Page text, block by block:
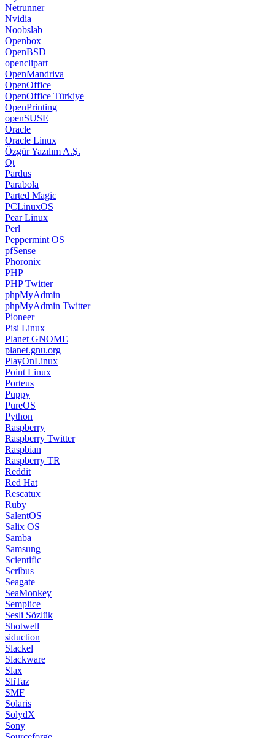
Netrunner
Nvidia
Noobslab
Openbox
OpenBSD
openclipart
OpenMandriva
OpenOffice
OpenOffice Türkiye
OpenPrinting
openSUSE
Oracle
Oracle Linux
Özgür Yazılım A.Ş.
Qt
Pardus
Parabola
Parted Magic
PCLinuxOS
Pear Linux
Perl
Peppermint OS
pfSense
Phoronix
PHP
PHP Twitter
phpMyAdmin
phpMyAdmin Twitter
Pioneer
Pisi Linux
Planet GNOME
planet.gnu.org
PlayOnLinux
Point Linux
Porteus
Puppy
PureOS
Python
Raspberry
Raspberry Twitter
Raspbian
Raspberry TR
Reddit
Red Hat
Rescatux
Ruby
SalentOS
Salix OS
Samba
Samsung
Scientific
Scribus
Seagate
SeaMonkey
Semplice
Sesli Sözlük
Shotwell
siduction
Slackel
Slackware
Slax
SliTaz
SMF
Solaris
SolydX
Sony